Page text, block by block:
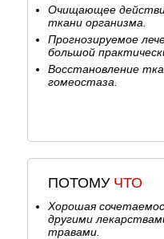
ОПУХОЛИ ГОЛОВНОГО МОЗГА
Опухоли головного мозга
СПИНАЛЬНЫЕ ОПУХОЛИ
Спинальные опухоли >>>
Очищающее
ткани организма.
Прогнозируемое
большой
Восстановление
гомеостаза.
ПОТОМУ ЧТО
Хорошая
другими
травами.